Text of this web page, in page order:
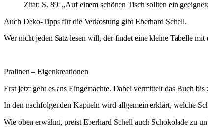
Zitat: S. 89: „Auf einem schönen Tisch sollten ein
Auch Deko-Tipps für die Verkostung gibt Eberhard Schell.
Wer nicht jeden Satz lesen will, der findet eine kleine Tabelle
Pralinen – Eigenkreationen
Erst jetzt geht es ans Eingemachte. Dabei vermittelt das Buch
In den nachfolgenden Kapiteln wird allgemein erklärt, welche
Wie oben erwähnt, preist Eberhard Schell auch Schokolade zu